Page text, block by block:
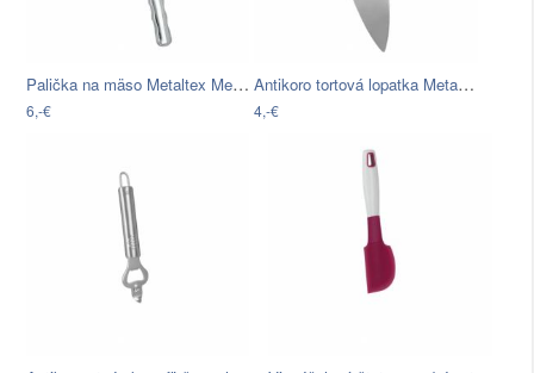
Palička na mäso Metaltex Meater, dĺžka…
6,-€
Antikoro tortová lopatka Metaltex,…
4,-€